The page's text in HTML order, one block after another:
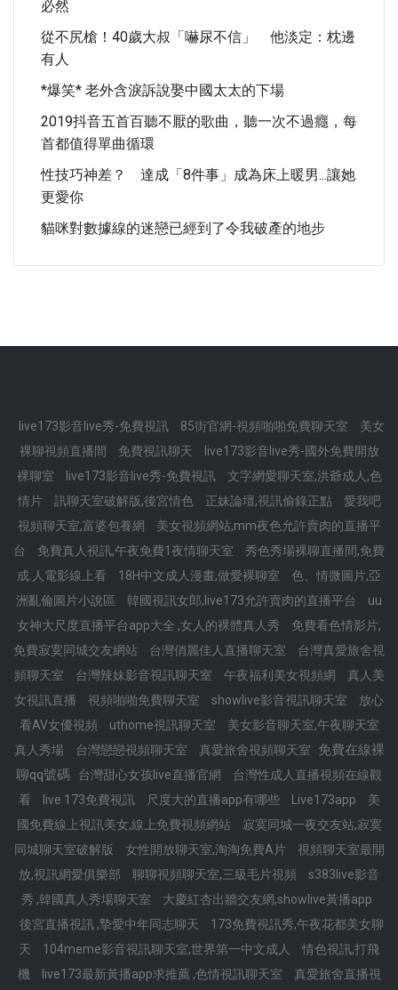
必然
從不尻槍！40歲大叔「嚇尿不信」 他淡定：枕邊
有人
*爆笑* 老外含淚訴說娶中國太太的下場
2019抖音五首百聽不厭的歌曲，聽一次不過癮，每
首都值得單曲循環
性技巧神差？ 達成「8件事」成為床上暖男...讓她
更愛你
貓咪對數據線的迷戀已經到了令我破產的地步
live173影音live秀-免費視訊 85街官網-視頻啪啪免費聊天室
美女
裸聊視頻直播間
免費視訊聊天
live173影音live秀-國外免費開放
裸聊室
live173影音live秀-免費視訊
文字網愛聊天室,洪爺成人,色
情片
訊聊天室破解版,後宮情色 正妹論壇,視訊偷錄正點
愛我吧
視頻聊天室,富婆包養網
美女視頻網站,mm夜色允許賣肉的直播平
台
免費真人視訊,午夜免費1夜情聊天室
秀色秀場裸聊直播間,免費
成.人電影線上看
18H中文成人漫畫,做愛裸聊室
色、情微圖片,亞
洲亂倫圖片小說區
韓國視訊女郎,live173允許賣肉的直播平台
uu
女神大尺度直播平台app大全 ,女人的裸體真人秀
免費看色情影片,
免費寂寞同城交友網站
台灣俏麗佳人直播聊天室
台灣真愛旅舍視
頻聊天室
台灣辣妹影音視訊聊天室 午夜福利美女視頻網
真人美
女視訊直播
視頻啪啪免費聊天室 showlive影音視訊聊天室
放心
看AV女優視頻
uthome視訊聊天室
美女影音聊天室,午夜聊天室
真人秀場
台灣戀戀視頻聊天室 真愛旅舍視頻聊天室
免費在線裸
聊qq號碼
台灣甜心女孩live直播官網
台灣性成人直播視頻在線觀
看
live 173免費視訊 尺度大的直播app有哪些 Live173app
美
國免費線上視訊美女,線上免費視頻網站
寂寞同城一夜交友站,寂寞
同城聊天室破解版
女性開放聊天室,淘淘免費A片
視頻聊天室最開
放,視訊網愛俱樂部
聊聊視頻聊天室,三級毛片視頻
s383live影音
秀 ,韓國真人秀場聊天室
大慶紅杏出牆交友網,showlive黃播app
後宮直播視訊 ,摯愛中年同志聊天
173免費視訊秀,午夜花都美女聊
天
104meme影音視訊聊天室,世界第一中文成人
情色視訊,打飛
機
live173最新黃播app求推薦 ,色情視訊聊天室 真愛旅舍直播視